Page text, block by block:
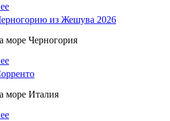
из Жешува 2026
море Черногория
море Италия